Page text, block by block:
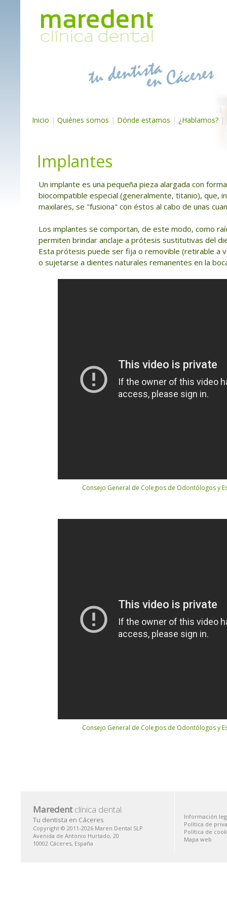
Inicio | Quiénes somos | Dónde estamos | ¿Hablamos? |
Implantes
Un implante es una pequeña pieza alargada con
biocompatible especial (generalmente, titanio), que,
maxilares, se "fusiona" con éstos al cabo de unas
Los implantes se comportan, de este modo, como
permiten brindar anclaje a prótesis sustitutivas del
Esta prótesis puede ser fija o removible (retirable a
o sujetarse a dientes naturales remanentes en la
Consejo General de Colegios de Odontólogos y
Consejo General de Colegios de Odontólogos y
Maredent clínica dental
Tu dentista en Cáceres
Copyright © 2011-2026 Maren Dental SLP
Avenida de Antonio Hurtado, 20
10002 Cáceres, España
Información
Política de
Política de
Mapa web